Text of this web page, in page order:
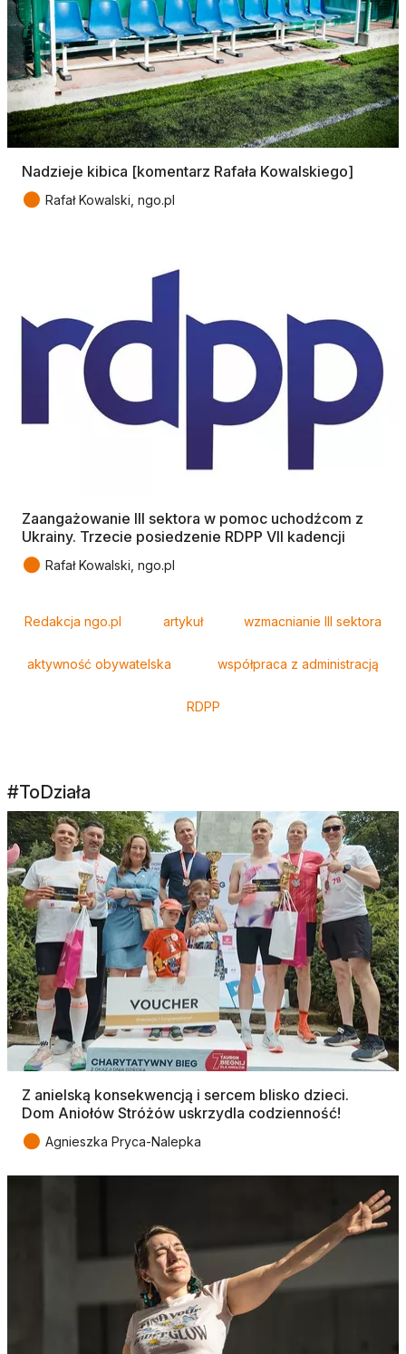
Nadzieje kibica [komentarz Rafała Kowalskiego]
● Rafał Kowalski, ngo.pl
Zaangażowanie III sektora w pomoc uchodźcom z
Ukrainy. Trzecie posiedzenie RDPP VII kadencji
● Rafał Kowalski, ngo.pl
Redakcja ngo.pl artykuł wzmacnianie III sektora
aktywność obywatelska współpraca z administracją
RDPP
#ToDziała
Z anielską konsekwencją i sercem blisko dzieci.
Dom Aniołów Stróżów uskrzydla codzienność!
● Agnieszka Pryca-Nalepka